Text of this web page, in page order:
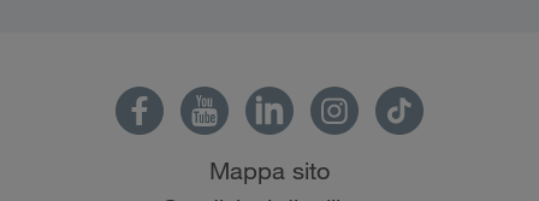
Mappa sito